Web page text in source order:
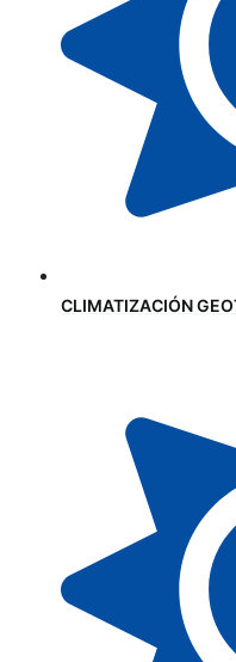
CLIMATIZACIÓN